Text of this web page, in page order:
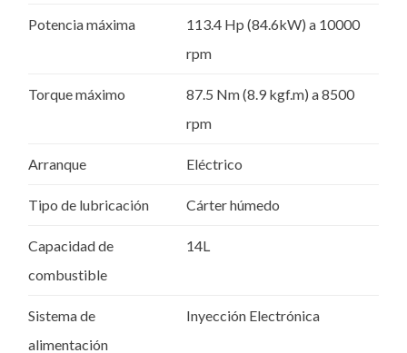
Potencia máxima
113.4 Hp (84.6kW) a 10000
rpm
Torque máximo
87.5 Nm (8.9 kgf.m) a 8500
rpm
Arranque Eléctrico
Tipo de lubricación Cárter húmedo
Capacidad de
combustible
14L
Sistema de
alimentación
Inyección Electrónica